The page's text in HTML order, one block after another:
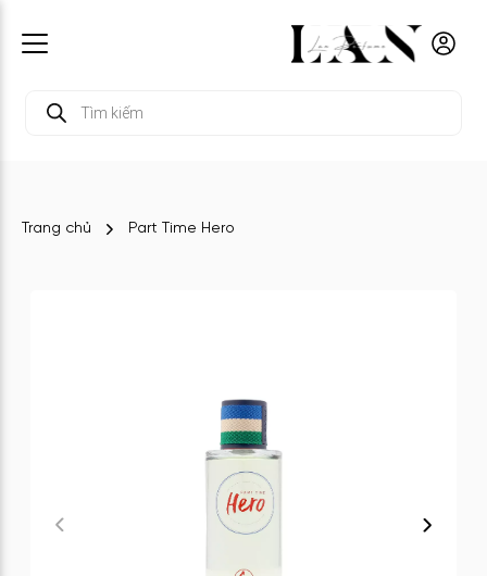
kiếm
Trang chủ Part Time Hero